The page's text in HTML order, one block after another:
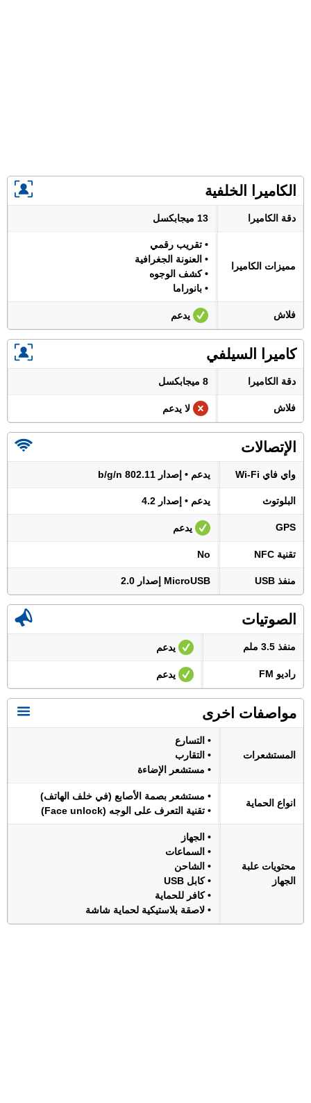
الكاميرا الخلفية
دقة الكاميرا 13 ميجابكسل
مميزات الكاميرا
• تقريب رقمي
• العنونة الجغرافية
• كشف الوجوه
• بانوراما
فلاش يدعم
كاميرا السيلفي
دقة الكاميرا 8 ميجابكسل
فلاش لا يدعم
الإتصالات
واي فاي Wi-Fi يدعم • إصدار 802.11 b/g/n
البلوتوث يدعم • إصدار 4.2
GPS يدعم
تقنية NFC No
منفذ USB MicroUSB إصدار 2.0
الصوتيات
منفذ 3.5 ملم يدعم
راديو FM يدعم
مواصفات اخرى
المستشعرات
• التسارع
• التقارب
• مستشعر الإضاءة
انواع الحماية
• مستشعر بصمة الأصابع (في خلف الهاتف)
• تقنية التعرف على الوجه (Face unlock)
محتويات علبة
الجهاز
• الجهاز
• السماعات
• الشاحن
• كابل USB
• كافر للحماية
• لاصقة بلاستيكية لحماية شاشة